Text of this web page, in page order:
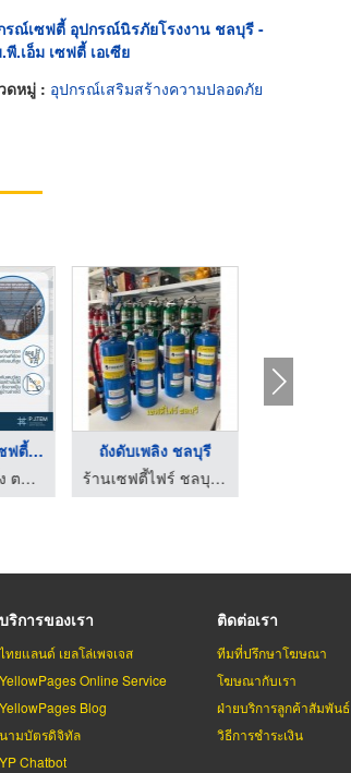
รณ์เซฟตี้ อุปกรณ์นิรภัยโรงงาน ชลบุรี -
.พี.เอ็ม เซฟตี้ เอเซีย
ดหมู่ : อุปกรณ์เสริมสร้างความปลอดภัย
ขายส่งตาข่ายเซฟตี้เน ...
ให้เช่าและติดตั้ง ตาข่ายนิรภัย - พี เจ เท็ม
ถังดับเพลิง ชลบุรี
ร้านเซฟตี้ไฟร์ ชลบุรีการดับเพลิง
บริการของเรา
ไทยแลนด์ เยลโล่เพจเจส
YellowPages Online Service
YellowPages Blog
นามบัตรดิจิทัล
YP Chatbot
ติดต่อเรา
ทีมที่ปรึกษาโฆษณา
โฆษณากับเรา
ฝ่ายบริการลูกค้าสัมพันธ์
วิธีการชำระเงิน